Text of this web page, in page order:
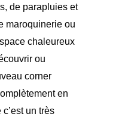
de parapluies et
maroquinerie ou
chaleureux
ou
corner
en
un très